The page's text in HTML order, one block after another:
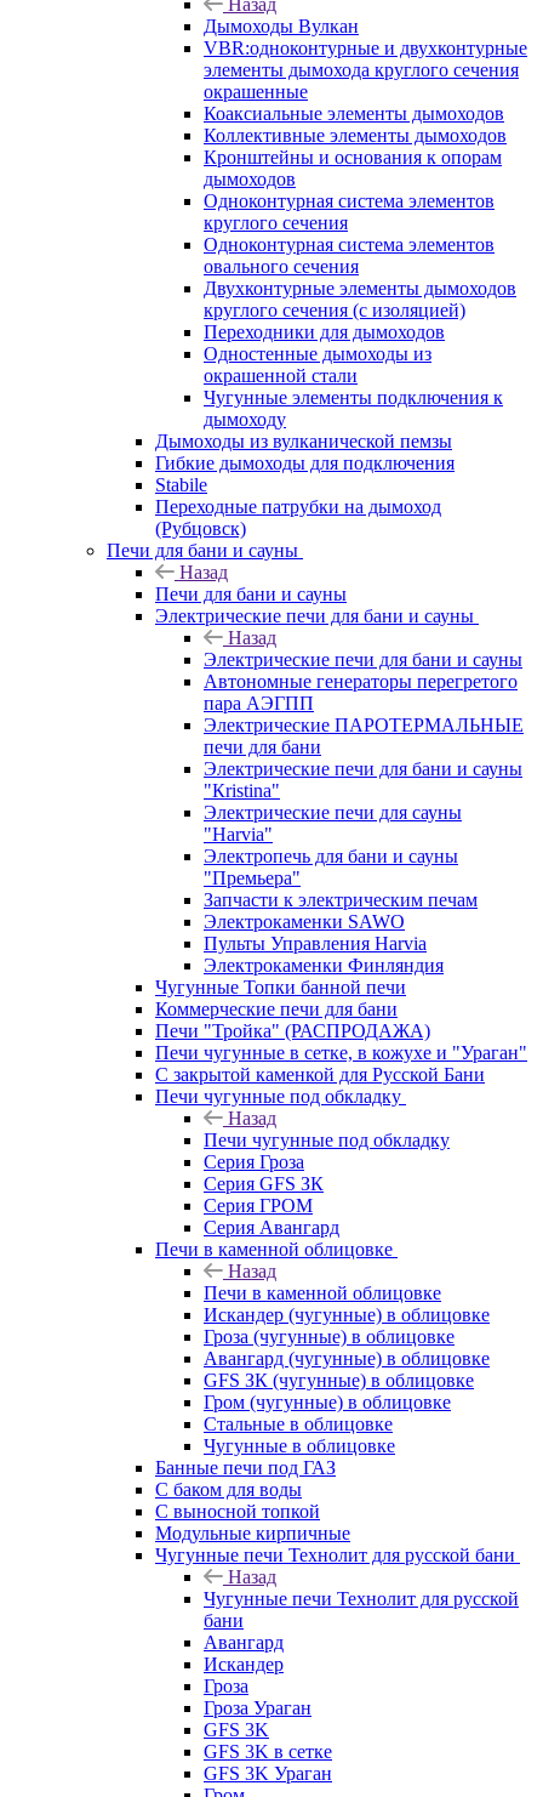
Назад
Дымоходы Вулкан
VBR:одноконтурные и двухконтурные
элементы дымохода круглого сечения
окрашенные
Коаксиальные элементы дымоходов
Коллективные элементы дымоходов
Кронштейны и основания к опорам
дымоходов
Одноконтурная система элементов
круглого сечения
Одноконтурная система элементов
овального сечения
Двухконтурные элементы дымоходов
круглого сечения (с изоляцией)
Переходники для дымоходов
Одностенные дымоходы из
окрашенной стали
Чугунные элементы подключения к
дымоходу
Дымоходы из вулканической пемзы
Гибкие дымоходы для подключения
Stabile
Переходные патрубки на дымоход
(Рубцовск)
Печи для бани и сауны
Назад
Печи для бани и сауны
Электрические печи для бани и сауны
Назад
Электрические печи для бани и сауны
Автономные генераторы перегретого
пара АЭГПП
Электрические ПАРОТЕРМАЛЬНЫЕ
печи для бани
Электрические печи для бани и сауны
"Кristina"
Электрические печи для сауны
"Harvia"
Электропечь для бани и сауны
"Премьера"
Запчасти к электрическим печам
Электрокаменки SAWO
Пульты Управления Harvia
Электрокаменки Финляндия
Чугунные Топки банной печи
Коммерческие печи для бани
Печи "Тройка" (РАСПРОДАЖА)
Печи чугунные в сетке, в кожухе и "Ураган"
С закрытой каменкой для Русской Бани
Печи чугунные под обкладку
Назад
Печи чугунные под обкладку
Серия Гроза
Серия GFS ЗК
Серия ГРОМ
Серия Авангард
Печи в каменной облицовке
Назад
Печи в каменной облицовке
Искандер (чугунные) в облицовке
Гроза (чугунные) в облицовке
Авангард (чугунные) в облицовке
GFS ЗК (чугунные) в облицовке
Гром (чугунные) в облицовке
Стальные в облицовке
Чугунные в облицовке
Банные печи под ГАЗ
С баком для воды
С выносной топкой
Модульные кирпичные
Чугунные печи Технолит для русской бани
Назад
Чугунные печи Технолит для русской
бани
Авангард
Искандер
Гроза
Гроза Ураган
GFS 3K
GFS 3K в сетке
GFS 3K Ураган